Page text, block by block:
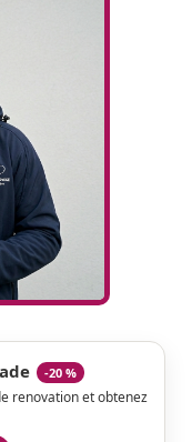
-20 %
renovation et obtenez